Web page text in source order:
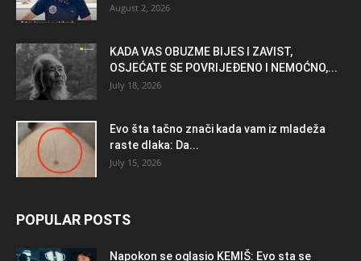
August 2, 2026
KADA VAS OBUZME BIJES I ZAVIST,
OSJEĆATE SE POVRIJEĐENO I NEMOĆNO,...
July 18, 2026
Evo šta tačno znači kada vam iz mladeža
raste dlaka: Da...
July 15, 2026
POPULAR POSTS
Napokon se oglasio KEMlŠ: Evo sta se